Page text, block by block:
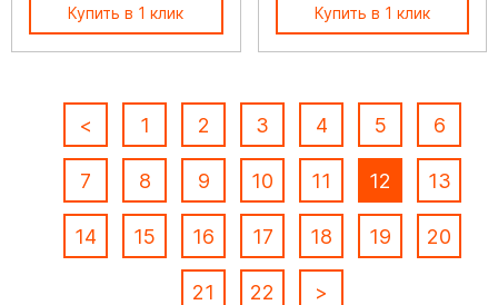
Купить в 1 клик Купить в 1 клик
< 1 2 3 4 5 6
7 8 9 10 11 12 13
14 15 16 17 18 19 20
21 22 >